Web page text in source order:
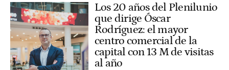
Los 20 años del Plenilunio
que dirige Óscar
Rodríguez: el mayor
centro comercial de la
capital con 13 M de visitas
al año